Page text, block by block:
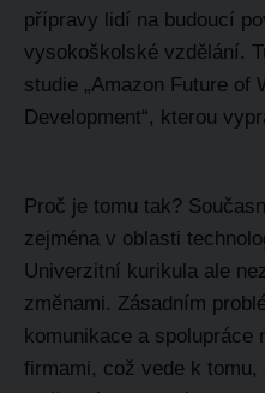
přípravy lidí na budoucí
vysokoškolské vzdělání.
studie „Amazon Future of
Development“, kterou
Proč je tomu tak?
zejména v oblasti
Univerzitní kurikula ale
změnami. Zásadním
komunikace a
firmami, což vede k tomu,